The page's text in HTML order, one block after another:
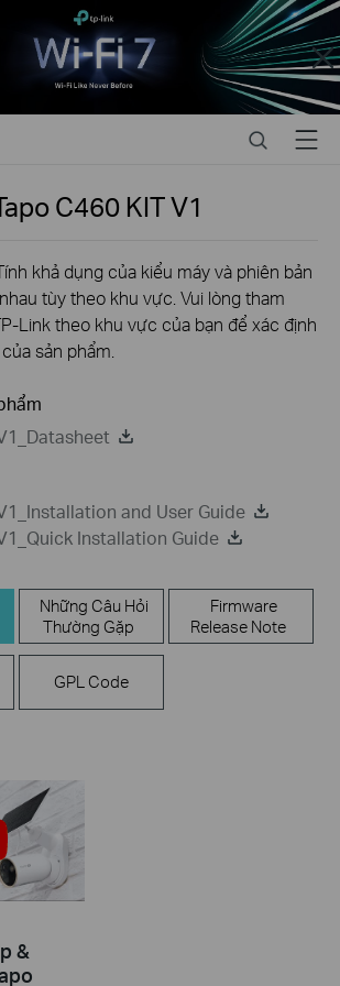
Close
SearchMenu
C460 KITV1
khả dụng của kiểu máy và phiên bản
tùy theo khu vực. Vui lòng tham
Link theo khu vực của bạn để xác định
sản phẩm.
and User Guide
Installation Guide
Những Câu Hỏi
Thường Gặp
Firmware
Release Note
GPL Code
&